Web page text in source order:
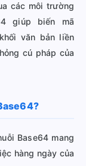
các môi trường
giúp biến mã
văn bản liền
cú pháp của
Base64 mang
hàng ngày của